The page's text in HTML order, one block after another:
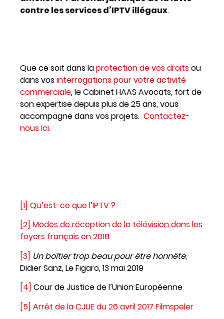
contre les services d’IPTV illégaux.
Que ce soit dans laprotection de vos droitsou
dans vosinterrogations pour votre activité
commerciale, le Cabinet HAAS Avocats, fort de
son expertise depuis plus de 25 ans, vous
accompagne dans vos projets. Contactez-
nous ici.
[1] Qu’est-ce que l’IPTV ?
[2] Modes de réception de la télévision dans les
foyers français en 2018
[3] Un boîtier trop beau pour être honnête,
Didier Sanz, Le Figaro, 13 mai 2019
[4] Cour de Justice de l’Union Européenne
[5] Arrêt de la CJUE du 26 avril 2017 Filmspeler